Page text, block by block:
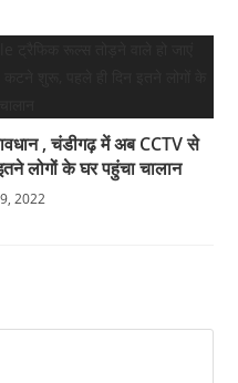
, चंडीगढ़ में अब CCTV से
लोगों के घर पहुंचा चालान
2022